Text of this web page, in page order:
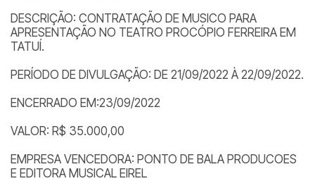
DESCRIÇÃO: CONTRATAÇÃO DE MUSICO PARA
APRESENTAÇÃO NO TEATRO PROCÓPIO FERREIRA EM
TATUÍ.
PERÍODO DE DIVULGAÇÃO: DE 21/09/2022 À 22/09/2022.
ENCERRADO EM:23/09/2022
VALOR: R$ 35.000,00
EMPRESA VENCEDORA: PONTO DE BALA PRODUCOES
E EDITORA MUSICAL EIREL